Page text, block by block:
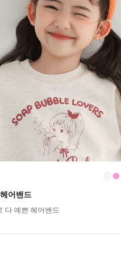
어밴드
다 예쁜 헤어밴드